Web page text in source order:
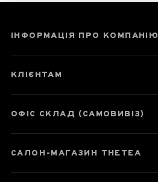
Паспорт товару
Відгуки чаєманів 1
ІНФОРМАЦІЯ ПРО КОМПАНІЮ
КЛІЄНТАМ
ОФІС СКЛАД (САМОВИВІЗ)
САЛОН-МАГАЗИН THETEA